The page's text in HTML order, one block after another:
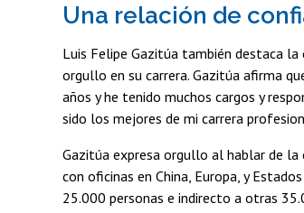
Una relación de
Luis Felipe Gazitúa también destaca la
orgullo en su carrera. Gazitúa afirma
años y he tenido muchos cargos y
sido los mejores de mi carrera
Gazitúa expresa orgullo al hablar de la
con oficinas en China, Europa, y
25.000 personas e indirecto a otras